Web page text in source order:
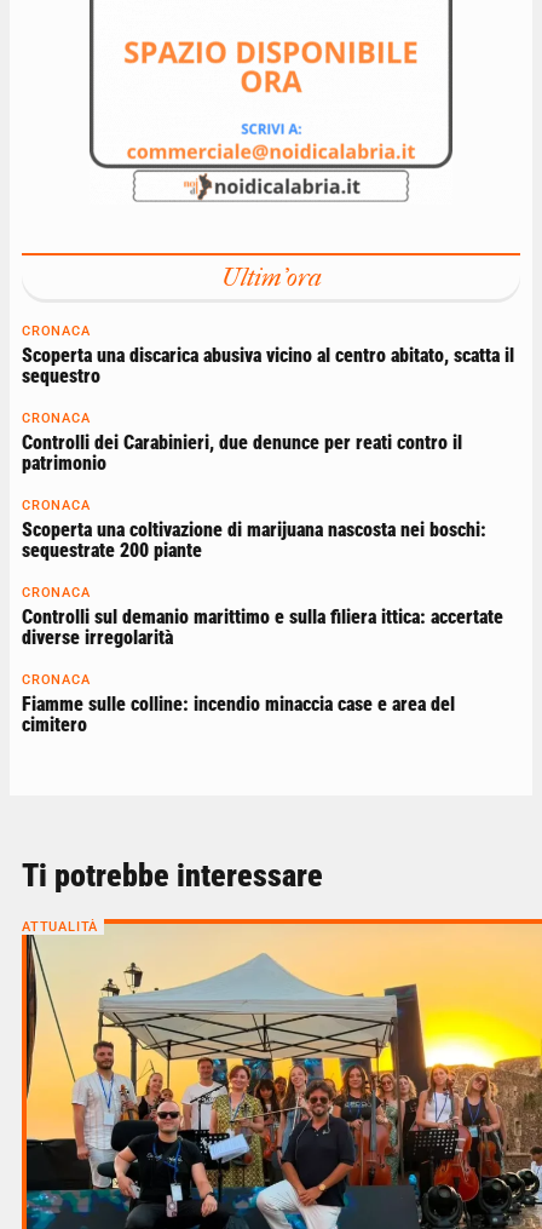
Ultim'ora
CRONACA
Scoperta una discarica abusiva vicino al centro abitato, scatta il
sequestro
CRONACA
Controlli dei Carabinieri, due denunce per reati contro il
patrimonio
CRONACA
Scoperta una coltivazione di marijuana nascosta nei boschi:
sequestrate 200 piante
CRONACA
Controlli sul demanio marittimo e sulla filiera ittica: accertate
diverse irregolarità
CRONACA
Fiamme sulle colline: incendio minaccia case e area del
cimitero
Ti potrebbe interessare
ATTUALITÀ